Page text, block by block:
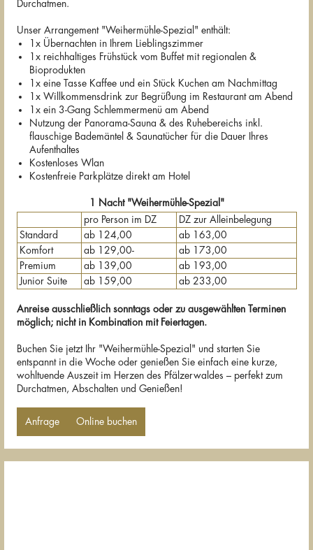
Durchatmen.
Unser Arrangement "Weihermühle-Spezial" enthält:
1x Übernachten in Ihrem Lieblingszimmer
1x reichhaltiges Frühstück vom Buffet mit regionalen &
Bioprodukten
1x eine Tasse Kaffee und ein Stück Kuchen am Nachmittag
1x Willkommensdrink zur Begrüßung im Restaurant am Abend
1x ein 3-Gang Schlemmermenü am Abend
Nutzung der Panorama-Sauna & des Ruhebereichs inkl.
flauschige Bademäntel & Saunatücher für die Dauer Ihres
Aufenthaltes
Kostenloses Wlan
Kostenfreie Parkplätze direkt am Hotel
1 Nacht "Weihermühle-Spezial"
pro Person im DZ
DZ zur Alleinbelegung
Standard
ab 124,00
ab 163,00
Komfort
ab 129,00-
ab 173,00
Premium
ab 139,00
ab 193,00
Junior Suite
ab 159,00 ab 233,00
Anreise ausschließlich sonntags oder zu ausgewählten Terminen
möglich; nicht in Kombination mit Feiertagen.
Buchen Sie jetzt Ihr "Weihermühle-Spezial" und starten Sie
entspannt in die Woche oder genießen Sie einfach eine kurze,
wohltuende Auszeit im Herzen des Pfälzerwaldes – perfekt zum
Durchatmen, Abschalten und Genießen!
Anfrage Online buchen